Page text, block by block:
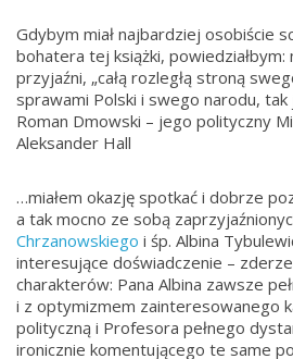
Gdybym miał najbardziej osobiście
bohatera tej książki,
przyjaźni, „całą rozległą stroną
sprawami Polski i swego narodu, tak
Roman Dmowski – jego polityczny
Aleksander Hall
…miałem okazję spotkać i dobrze
a tak mocno ze sobą
Chrzanowskiego i śp. Albina
interesujące doświadczenie –
charakterów: Pana Albina zawsze
i z optymizmem zainteresowanego
polityczną i Profesora pełnego
ironicznie komentującego te same